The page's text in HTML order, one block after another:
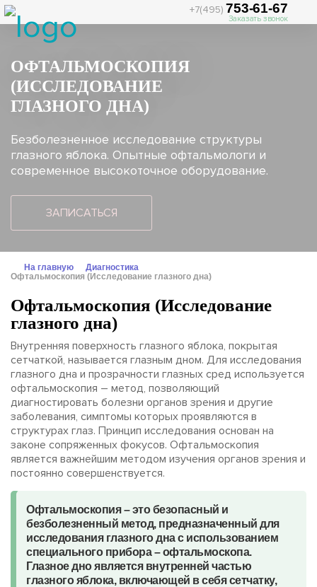
+7(495) 753-61-67
Заказать звонок
ОФТАЛЬМОСКОПИЯ
(ИССЛЕДОВАНИЕ
ГЛАЗНОГО ДНА)
Безболезненное исследование структуры
глазного яблока. Опытные офтальмологи и
современное высокоточное оборудование.
ЗАПИСАТЬСЯ
На главную
Диагностика
Офтальмоскопия (Исследование глазного дна)
Офтальмоскопия (Исследование
глазного дна)
Внутренняя поверхность глазного яблока, покрытая
сетчаткой, называется глазным дном. Для исследования
глазного дна и прозрачности глазных сред используется
офтальмоскопия – метод, позволяющий
диагностировать болезни органов зрения и другие
заболевания, симптомы которых проявляются в
структурах глаз. Принцип исследования основан на
законе сопряженных фокусов. Офтальмоскопия
является важнейшим методом изучения органов зрения и
постоянно совершенствуется.
Офтальмоскопия – это безопасный и
безболезненный метод, предназначенный для
исследования глазного дна с использованием
специального прибора – офтальмоскопа.
Глазное дно является внутренней частью
глазного яблока, включающей в себя сетчатку,